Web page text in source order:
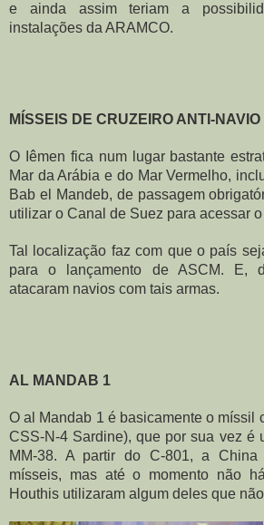
e ainda assim teriam a
instalações da ARAMCO.
MÍSSEIS DE CRUZEIRO ANTI-
O Iêmen fica num lugar bastante
Mar da Arábia e do Mar Vermelho,
Bab el Mandeb, de passagem
utilizar o Canal de Suez para acessar
Tal localização faz com que o país
para o lançamento de ASCM. E,
atacaram navios com tais armas.
AL MANDAB 1
O al Mandab 1 é basicamente o míssil
CSS-N-4 Sardine), que por sua vez é
MM-38. A partir do C-801, a China
mísseis, mas até o momento não
Houthis utilizaram algum deles que